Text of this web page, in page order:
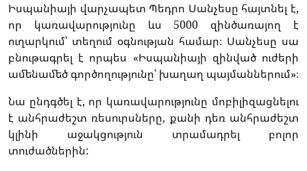
Իսպանիայի վարչապետ Պեդրո Սանչեսը հայտնել է,
որ կառավարությունը ևս 5000 զինծառայող է
ուղարկում՝ տեղում օգնության համար։ Սանչեսը սա
բնութագրել է որպես «Իսպանիայի զինված ուժերի
ամենամեծ գործողությունը՝ խաղաղ պայմաններում»։
Նա ընդգծել է, որ կառավարությունը մոբիլիզացնելու
է անհրաժեշտ ռեսուրսները, քանի դեռ անհրաժեշտ
կլինի աջակցություն տրամադրել բոլոր
տուժածներին: